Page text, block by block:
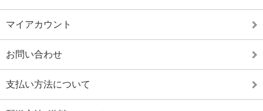
マイアカウント
お問い合わせ
支払い方法について